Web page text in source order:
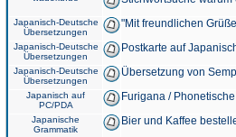
Japanisch-Deutsche
Übersetzungen
"Mit freundlichen
Japanisch-Deutsche
Übersetzungen
Postkarte auf
Japanisch-Deutsche
Übersetzungen
Übersetzung von
Japanisch auf
PC/PDA
Furigana /
Japanische
Grammatik
Bier und Kaffee